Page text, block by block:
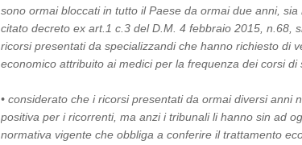
sono ormai bloccati in tutto il Paese da ormai due anni,
citato decreto ex art.1 c.3 del D.M. 4 febbraio 2015, n.68,
ricorsi presentati da specializzandi che hanno richiesto di
economico attribuito ai medici per la frequenza dei corsi di
• considerato che i ricorsi presentati da ormai diversi anni
positiva per i ricorrenti, ma anzi i tribunali li hanno sin ad
normativa vigente che obbliga a conferire il trattamento